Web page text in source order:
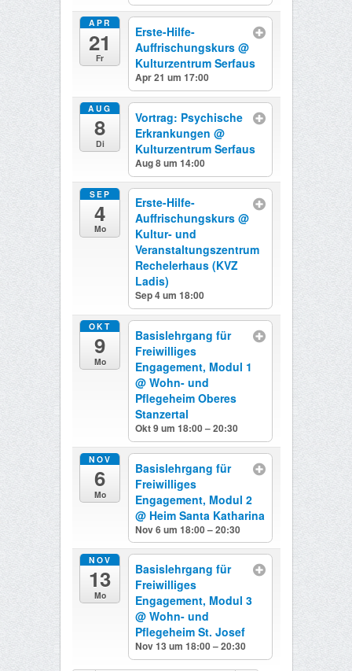
APR
21
Fr
Erste-Hilfe-
Auffrischungskurs @
Kulturzentrum Serfaus
Apr 21 um 17:00
AUG
8
Di
Vortrag: Psychische
Erkrankungen @
Kulturzentrum Serfaus
Aug 8 um 14:00
SEP
4
Mo
Erste-Hilfe-
Auffrischungskurs @
Kultur- und
Veranstaltungszentrum
Rechelerhaus (KVZ
Ladis)
Sep 4 um 18:00
OKT
9
Mo
Basislehrgang für
Freiwilliges
Engagement, Modul 1
@ Wohn- und
Pflegeheim Oberes
Stanzertal
Okt 9 um 18:00 – 20:30
NOV
6
Mo
Basislehrgang für
Freiwilliges
Engagement, Modul 2
@ Heim Santa Katharina
Nov 6 um 18:00 – 20:30
NOV
13
Mo
Basislehrgang für
Freiwilliges
Engagement, Modul 3
@ Wohn- und
Pflegeheim St. Josef
Nov 13 um 18:00 – 20:30